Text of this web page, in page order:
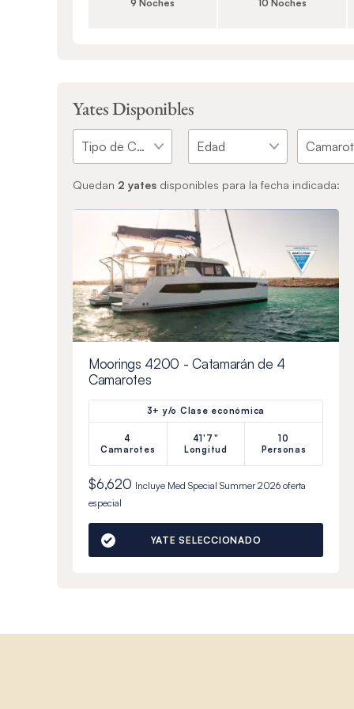
9 Noches 10 Noches
Yates Disponibles
Quedan 2 yates disponibles para la fecha indicada:
Moorings 4200 - Catamarán de 4
Camarotes
3+ y/o Clase económica
4
Camarotes
41'7"
Longitud
10
Personas
$6,620 Incluye Med Special Summer 2026 oferta
especial
YATE SELECCIONADO